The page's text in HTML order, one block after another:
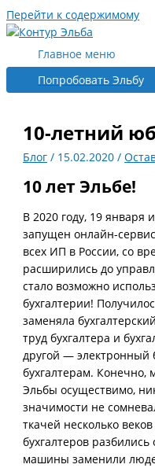
Перейти к содержимому
Главное меню
Попробовать Эльбу
10-летний
Блог / 15.02.2020/
10 лет Эльбе!
В 2020 году, 19 января
запущен онлайн-
всех ИП в России, со
расширились до
стало возможно
бухгалтерии!
заменяла
труд бухгалтера и
другой — электронный
бухгалтерам. Конечно,
Эльбы осуществимо,
значимости не
ткачей несколько
бухгалтеров
машины заменили